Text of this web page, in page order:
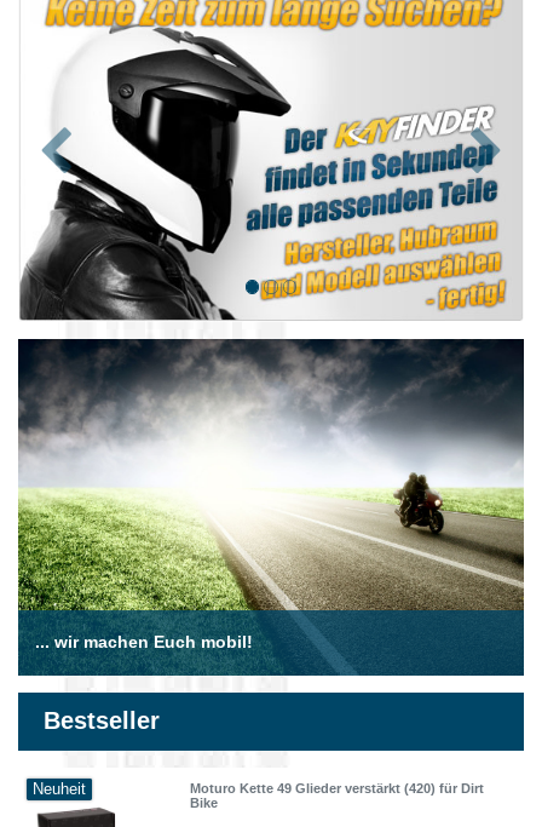
Zurück
... wir machen Euch mobil!
Bestseller
Neuheit
Moturo Kette 49 Glieder verstärkt (420) für Dirt
Bike